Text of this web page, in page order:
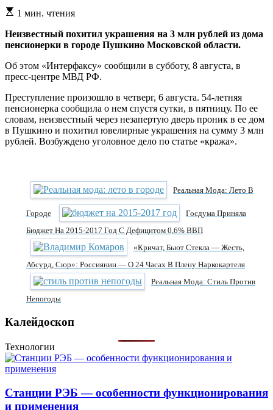
Расчетное
чтения
1 мин. чтения
Неизвестный похитил украшения на 3 млн рублей из дома
пенсионерки в городе Пушкино Московской области.
Об этом «Интерфаксу» сообщили в субботу, 8 августа, в
пресс-центре МВД РФ.
Преступление произошло в четверг, 6 августа. 54-летняя
пенсионерка сообщила о нем спустя сутки, в пятницу. По ее
словам, неизвестный через незапертую дверь проник в ее дом
в Пушкино и похитил ювелирные украшения на сумму 3 млн
рублей. Возбуждено уголовное дело по статье «кража».
Реальная Мода: Лето В
Городе
Госдума Приняла
Бюджет На 2015-2017 Год С Дефицитом 0,6% ВВП
«Кричат, Бьют Стекла — Жесть,
Абсурд, Сюр»: Россиянин — О 24 Часах В Плену Наркокартеля
Реальная Мода: Стиль Против
Непогоды
Калейдоскоп
Технологии
Станции РЭБ — особенности функционирования
и применения